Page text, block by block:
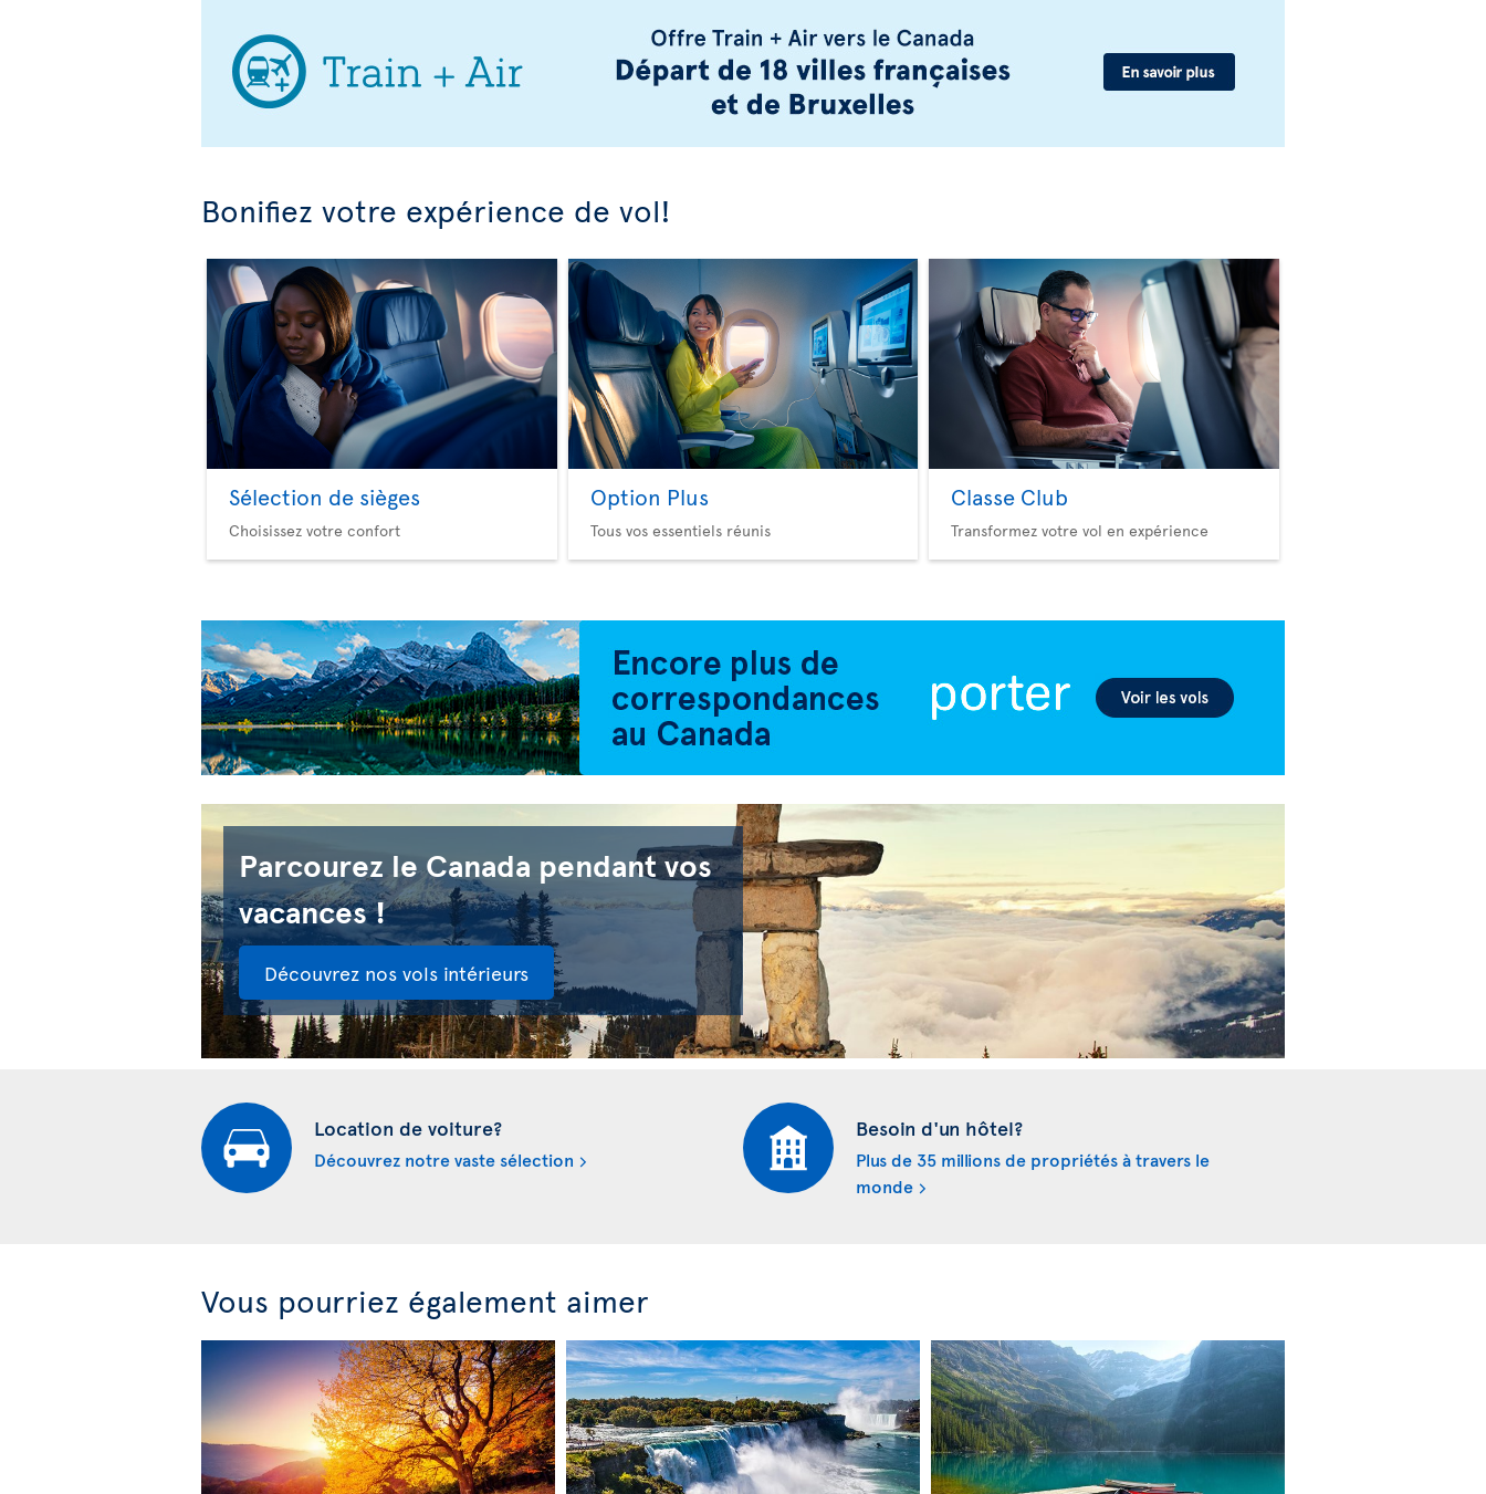
Bonifiez votre expérience de vol!
Sélection de sièges
Choisissez votre confort
Option Plus
Tous vos essentiels réunis
Classe Club
Transformez votre vol en expérience
Parcourez le Canada pendant vos
vacances !
Découvrez nos vols intérieurs
Location de voiture?
Découvrez notre vaste sélection
Besoin d'un hôtel?
Plus de 35 millions de propriétés à travers le
monde
Vous pourriez également aimer